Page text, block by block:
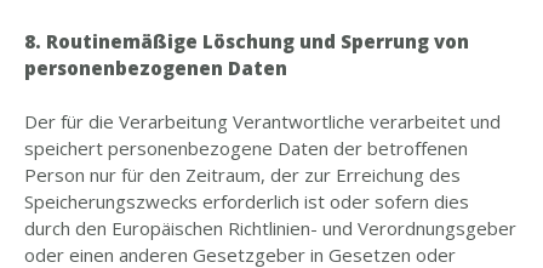
8. Routinemäßige Löschung und Sperrung von
personenbezogenen Daten
Der für die Verarbeitung Verantwortliche verarbeitet und
speichert personenbezogene Daten der betroffenen
Person nur für den Zeitraum, der zur Erreichung des
Speicherungszwecks erforderlich ist oder sofern dies
durch den Europäischen Richtlinien- und Verordnungsgeber
oder einen anderen Gesetzgeber in Gesetzen oder